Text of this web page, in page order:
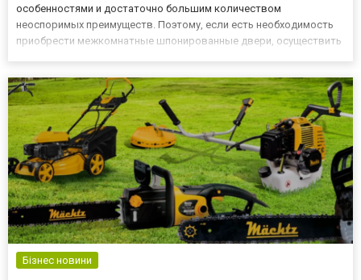
особенностями и достаточно большим количеством
неоспоримых преимуществ. Поэтому, если есть необходимость
приобрести межкомнатные шпонированные двери, осуществить
которых можно найти те м...
Бізнес новини